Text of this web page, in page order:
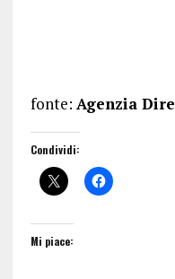
fonte: Agenzia Dire
Condividi:
Mi piace: